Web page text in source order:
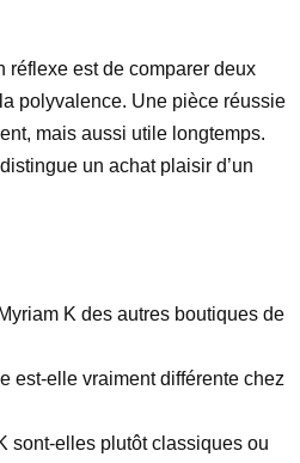
réflexe est de comparer deux
polyvalence. Une pièce réussie
mais aussi utile longtemps.
un achat plaisir d’un
K des autres boutiques de
est-elle vraiment différente chez
sont-elles plutôt classiques ou